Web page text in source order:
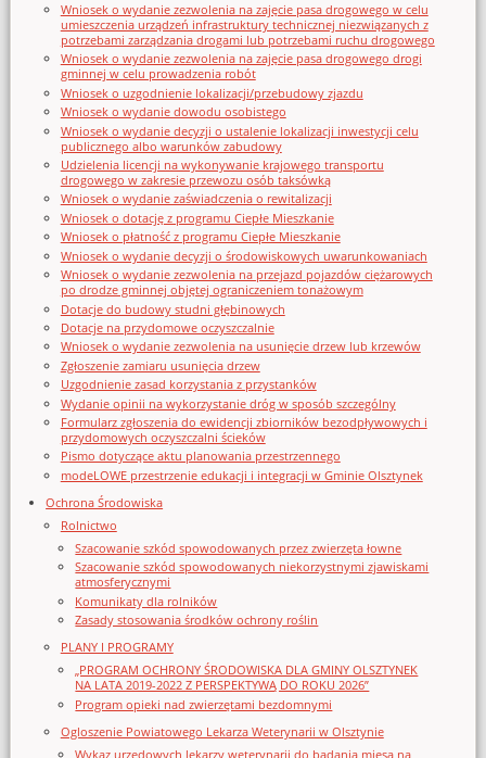
Wniosek o wydanie zezwolenia na zajęcie pasa drogowego w celu
umieszczenia urządzeń infrastruktury technicznej niezwiązanych z
potrzebami zarządzania drogami lub potrzebami ruchu drogowego
Wniosek o wydanie zezwolenia na zajęcie pasa drogowego drogi
gminnej w celu prowadzenia robót
Wniosek o uzgodnienie lokalizacji/przebudowy zjazdu
Wniosek o wydanie dowodu osobistego
Wniosek o wydanie decyzji o ustalenie lokalizacji inwestycji celu
publicznego albo warunków zabudowy
Udzielenia licencji na wykonywanie krajowego transportu
drogowego w zakresie przewozu osób taksówką
Wniosek o wydanie zaświadczenia o rewitalizacji
Wniosek o dotację z programu Ciepłe Mieszkanie
Wniosek o płatność z programu Ciepłe Mieszkanie
Wniosek o wydanie decyzji o środowiskowych uwarunkowaniach
Wniosek o wydanie zezwolenia na przejazd pojazdów ciężarowych
po drodze gminnej objętej ograniczeniem tonażowym
Dotacje do budowy studni głębinowych
Dotacje na przydomowe oczyszczalnie
Wniosek o wydanie zezwolenia na usunięcie drzew lub krzewów
Zgłoszenie zamiaru usunięcia drzew
Uzgodnienie zasad korzystania z przystanków
Wydanie opinii na wykorzystanie dróg w sposób szczególny
Formularz zgłoszenia do ewidencji zbiorników bezodpływowych i
przydomowych oczyszczalni ścieków
Pismo dotyczące aktu planowania przestrzennego
modeLOWE przestrzenie edukacji i integracji w Gminie Olsztynek
Ochrona Środowiska
Rolnictwo
Szacowanie szkód spowodowanych przez zwierzęta łowne
Szacowanie szkód spowodowanych niekorzystnymi zjawiskami
atmosferycznymi
Komunikaty dla rolników
Zasady stosowania środków ochrony roślin
PLANY I PROGRAMY
„PROGRAM OCHRONY ŚRODOWISKA DLA GMINY OLSZTYNEK
NA LATA 2019-2022 Z PERSPEKTYWĄ DO ROKU 2026”
Program opieki nad zwierzętami bezdomnymi
Ogloszenie Powiatowego Lekarza Weterynarii w Olsztynie
Wykaz urzędowych lekarzy weterynarii do badania mięsa na